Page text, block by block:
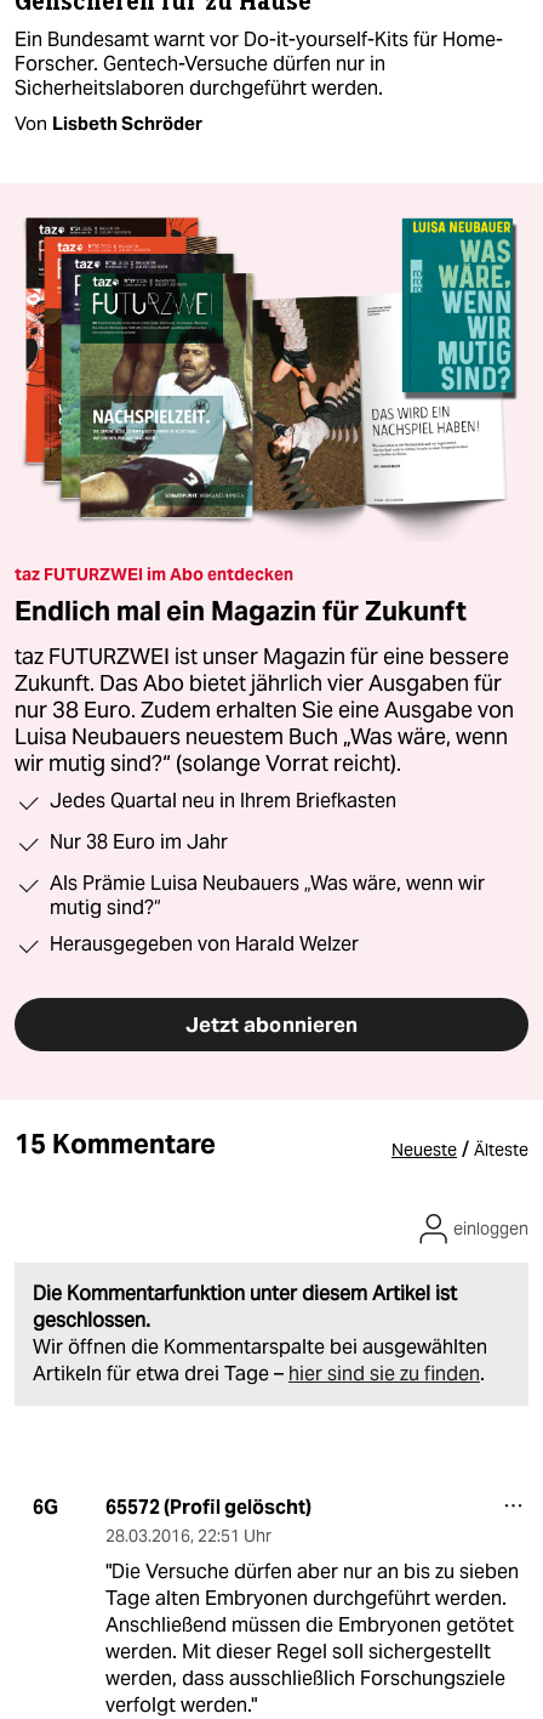
Ein Bundesamt warnt vor Do-it-yourself-Kits für Home-
Forscher. Gentech-Versuche dürfen nur in
Sicherheitslaboren durchgeführt werden.
Von Lisbeth Schröder
taz FUTURZWEI im Abo entdecken
Endlich mal ein Magazin für Zukunft
taz FUTURZWEI ist unser Magazin für eine bessere
Zukunft. Das Abo bietet jährlich vier Ausgaben für
nur 38 Euro. Zudem erhalten Sie eine Ausgabe von
Luisa Neubauers neuestem Buch „Was wäre, wenn
wir mutig sind?“ (solange Vorrat reicht).
Jedes Quartal neu in Ihrem Briefkasten
Nur 38 Euro im Jahr
Als Prämie Luisa Neubauers „Was wäre, wenn wir
mutig sind?“
Herausgegeben von Harald Welzer
Jetzt abonnieren
15 Kommentare Neueste / Älteste
Die Kommentarfunktion unter diesem Artikel ist
geschlossen.
Wir öffnen die Kommentarspalte bei ausgewählten
Artikeln für etwa drei Tage – hier sind sie zu finden.
einloggen
6G 65572 (Profil gelöscht)
28.03.2016, 22:51 Uhr
"Die Versuche dürfen aber nur an bis zu sieben
Tage alten Embryonen durchgeführt werden.
Anschließend müssen die Embryonen getötet
werden. Mit dieser Regel soll sichergestellt
werden, dass ausschließlich Forschungsziele
verfolgt werden."